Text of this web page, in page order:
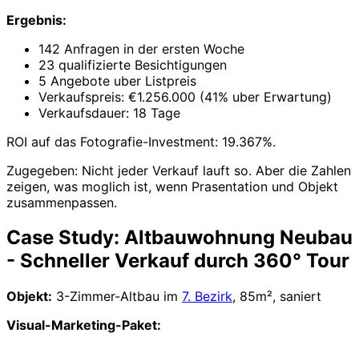
Ergebnis:
142 Anfragen in der ersten Woche
23 qualifizierte Besichtigungen
5 Angebote uber Listpreis
Verkaufspreis: €1.256.000 (41% uber Erwartung)
Verkaufsdauer: 18 Tage
ROI auf das Fotografie-Investment: 19.367%.
Zugegeben: Nicht jeder Verkauf lauft so. Aber die Zahlen
zeigen, was moglich ist, wenn Prasentation und Objekt
zusammenpassen.
Case Study: Altbauwohnung Neubau
- Schneller Verkauf durch 360° Tour
Objekt: 3-Zimmer-Altbau im 7. Bezirk, 85m², saniert
Visual-Marketing-Paket: